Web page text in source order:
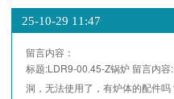
25-10-29 11:47
留言内容：
标题:LDR9-00.45-Z锅炉 留言内容:
洞，无法使用了，有炉体的配件